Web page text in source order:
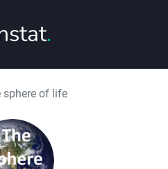
.
sphere of life